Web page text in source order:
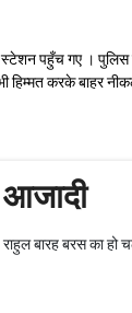
स्टेशन पहुँच गए ।
हिम्मत करके बाहर
आजादी
राहुल बारह बरस का हो